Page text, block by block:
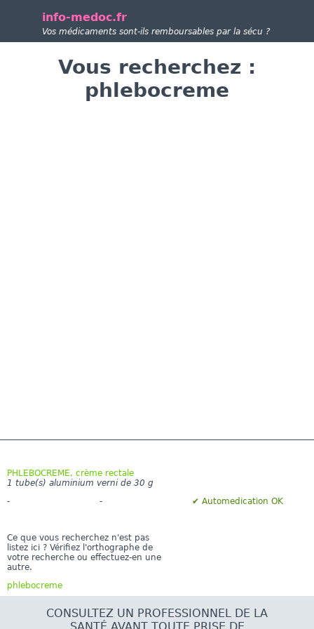
info-medoc.fr
Vos médicaments sont-ils remboursables par la sécu ?
Vous recherchez :
phlebocreme
PHLEBOCREME, crème rectale
1 tube(s) aluminium verni de 30 g
-
- ✔ Automedication OK
Ce que vous recherchez n'est pas
listez ici ? Vérifiez l'orthographe de
votre recherche ou effectuez-en une
autre.
phlebocreme
CONSULTEZ UN PROFESSIONNEL DE LA
SANTÉ AVANT TOUTE PRISE DE